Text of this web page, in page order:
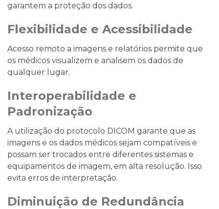
garantem a proteção dos dados.
Flexibilidade e Acessibilidade
Acesso remoto a imagens e relatórios permite que
os médicos visualizem e analisem os dados de
qualquer lugar.
Interoperabilidade e
Padronização
A utilização do protocolo DICOM garante que as
imagens e os dados médicos sejam compatíveis e
possam ser trocados entre diferentes sistemas e
equipamentos de imagem, em alta resolução. Isso
evita erros de interpretação.
Diminuição de Redundância